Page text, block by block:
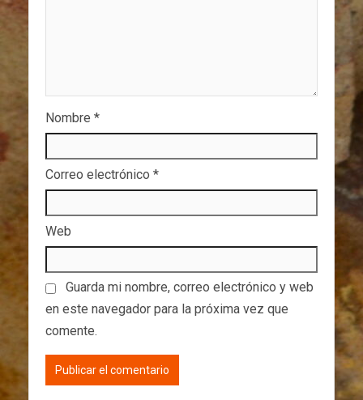
Nombre *
Correo electrónico *
Web
Guarda mi nombre, correo electrónico y web
en este navegador para la próxima vez que
comente.